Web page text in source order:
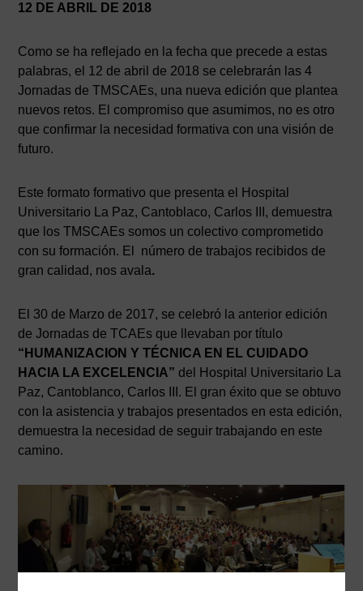
12 DE ABRIL DE 2018
Como se ha reflejado en la fecha que precede a estas
palabras, el 12 de abril de 2018 se celebrarán las 4
Jornadas de TMSCAEs, una nueva edición que plantea
nuevos retos. El compromiso que asumimos, no es otro
que confirmar la necesidad formativa con una visión de
futuro.
Este formato formativo que presenta el Hospital
Universitario La Paz, Cantoblaco, Carlos III, demuestra
que los TMSCAEs somos un colectivo comprometido
con su formación. El número de trabajos recibidos de
gran calidad, nos avala.
El 30 de Marzo de 2017, se celebró la anterior edición
de Jornadas de TCAEs que llevaban por título
“HUMANIZACION Y TÉCNICA EN EL CUIDADO
HACIA LA EXCELENCIA” del Hospital Universitario La
Paz, Cantoblanco, Carlos III. El gran éxito que se obtuvo
con la asistencia y trabajos presentados en esta edición,
demuestra la necesidad de seguir trabajando en este
camino.